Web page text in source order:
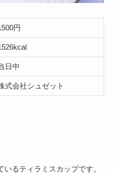
円
日中
式会社シュゼット
るティラミスカップです。